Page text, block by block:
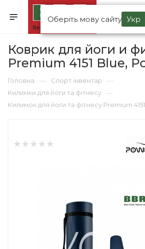
Оберіть мову сайту Укр
Коврик для йоги и
Premium 4151 Blue,
Головна — Спорт інвентар —
Килимки для йоги та фітнесу —
Килимок для йоги та фітнесу Premium